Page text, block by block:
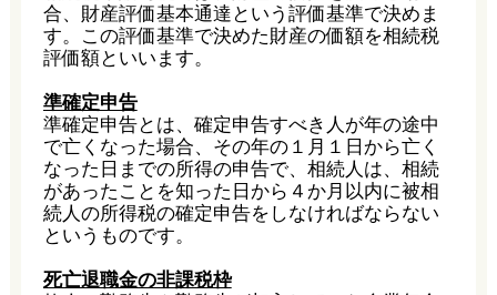
合、財産評価基本通達という評価基準で決めま
す。この評価基準で決めた財産の価額を相続税
評価額といいます。
準確定申告
準確定申告とは、確定申告すべき人が年の途中
で亡くなった場合、その年の１月１日から亡く
なった日までの所得の申告で、相続人は、相続
があったことを知った日から４か月以内に被相
続人の所得税の確定申告をしなければならない
というものです。
死亡退職金の非課税枠